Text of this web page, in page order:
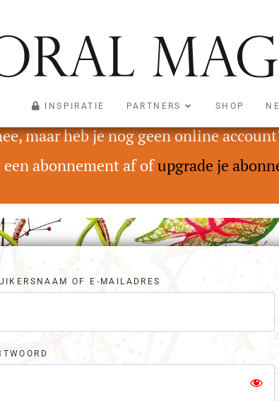
INSPIRATIE PARTNERS SHOP
voor abonnees met een Digital
maar heb je nog geen online
abonnement af ofupgrade je
OF E-MAILADRES